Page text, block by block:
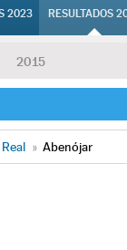
2023 RESULTADOS
2015
» Abenójar